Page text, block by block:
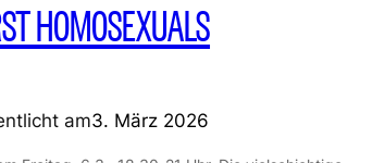
HOMOSEXUALS
am3. März 2026